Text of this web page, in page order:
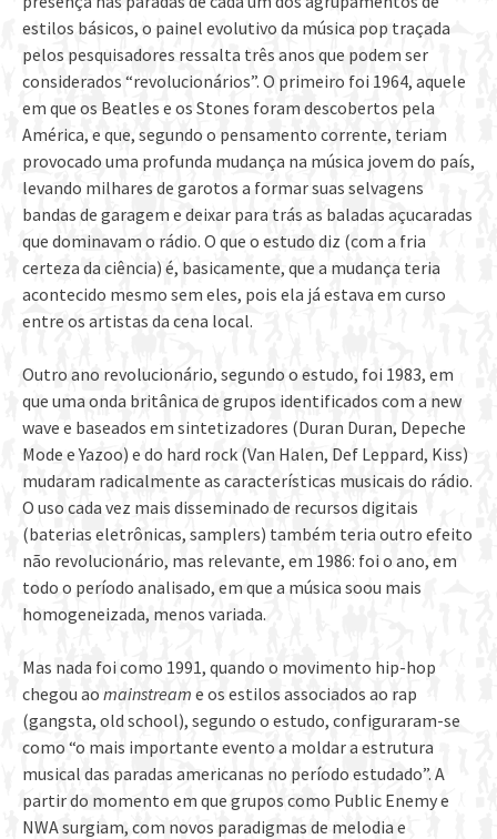
estilos básicos, o painel evolutivo da música pop traçada
pelos pesquisadores ressalta três anos que podem ser
considerados “revolucionários”. O primeiro foi 1964, aquele
em que os Beatles e os Stones foram descobertos pela
América, e que, segundo o pensamento corrente, teriam
provocado uma profunda mudança na música jovem do país,
levando milhares de garotos a formar suas selvagens
bandas de garagem e deixar para trás as baladas açucaradas
que dominavam o rádio. O que o estudo diz (com a fria
certeza da ciência) é, basicamente, que a mudança teria
acontecido mesmo sem eles, pois ela já estava em curso
entre os artistas da cena local.
Outro ano revolucionário, segundo o estudo, foi 1983, em
que uma onda britânica de grupos identificados com a new
wave e baseados em sintetizadores (Duran Duran, Depeche
Mode e Yazoo) e do hard rock (Van Halen, Def Leppard, Kiss)
mudaram radicalmente as características musicais do rádio.
O uso cada vez mais disseminado de recursos digitais
(baterias eletrônicas, samplers) também teria outro efeito
não revolucionário, mas relevante, em 1986: foi o ano, em
todo o período analisado, em que a música soou mais
homogeneizada, menos variada.
Mas nada foi como 1991, quando o movimento hip-hop
chegou ao mainstream e os estilos associados ao rap
(gangsta, old school), segundo o estudo, configuraram-se
como “o mais importante evento a moldar a estrutura
musical das paradas americanas no período estudado”. A
partir do momento em que grupos como Public Enemy e
NWA surgiam, com novos paradigmas de melodia e